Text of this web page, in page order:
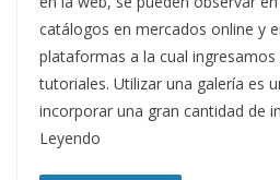
catálogos en mercados online y
plataformas a la cual
tutoriales. Utilizar una galería es
incorporar una gran cantidad de
Leyendo